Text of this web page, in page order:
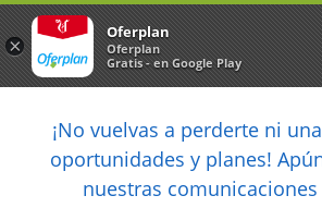

arrow_back Newsletter
¡No vuelvas a perderte ni
oportunidades y planes!
nuestras
×
Oferplan
Oferplan
Gratis - en Google Play